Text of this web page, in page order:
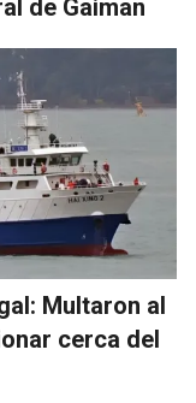
de Gaiman
Multaron al
cerca del